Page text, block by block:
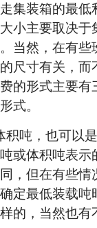
集装箱的最
小主要取决
当然，在有
尺寸有关，
的形式主要
式。
吨，也可以
或体积吨表
，但在有些
定最低装载
的，当然也有